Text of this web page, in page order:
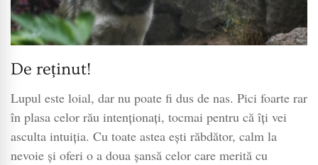
De reținut!
Lupul este loial, dar nu poate fi dus de nas. Pici foarte rar
în plasa celor rău intenționați, tocmai pentru că îți vei
asculta intuiția. Cu toate astea ești răbdător, calm la
nevoie și oferi o a doua șansă celor care merită cu